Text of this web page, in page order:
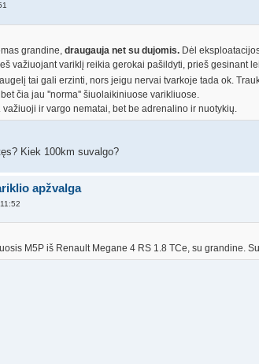
grandine, draugauja net su dujomis.Dėl
važiuojant variklį reikia gerokai pašildyti, prieš gesinant
tai gali erzinti, nors jeigu nervai tvarkoje tada ok.
čia jau ''norma'' šiuolaikiniuose varikliuose.
ir vargo nematai, bet be adrenalino ir nuotykių.
Kiek 100km suvalgo?
apžvalga
M5P iš Renault Megane 4 RS 1.8 TCe, su grandine.